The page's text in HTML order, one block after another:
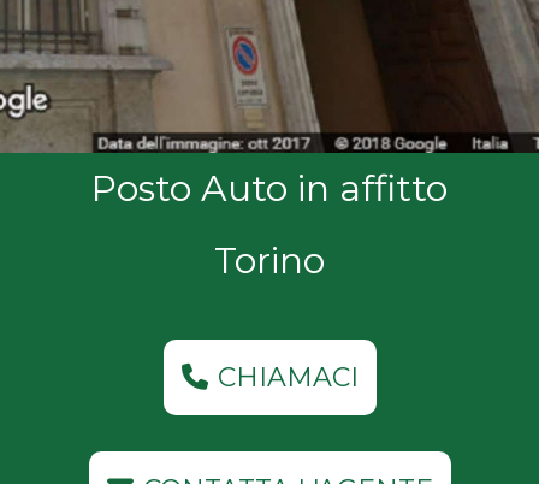
Posto Auto in affitto
Torino
CHIAMACI
COSA
CONTATTACI
Comune
Tipologia
Commerciali